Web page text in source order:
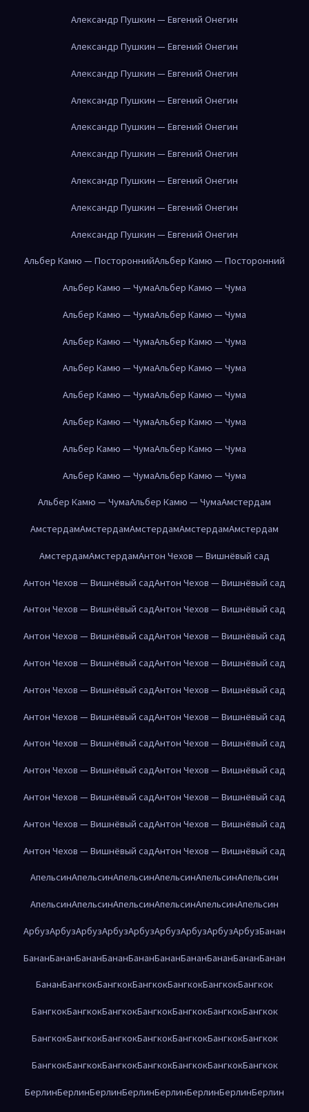
Александр Пушкин — Евгений Онегин
Александр Пушкин — Евгений Онегин
Александр Пушкин — Евгений Онегин
Александр Пушкин — Евгений Онегин
Александр Пушкин — Евгений Онегин
Александр Пушкин — Евгений Онегин
Александр Пушкин — Евгений Онегин
Александр Пушкин — Евгений Онегин
Александр Пушкин — Евгений Онегин
Альбер Камю — ПостороннийАльбер Камю — Посторонний
Альбер Камю — ЧумаАльбер Камю — Чума
Альбер Камю — ЧумаАльбер Камю — Чума
Альбер Камю — ЧумаАльбер Камю — Чума
Альбер Камю — ЧумаАльбер Камю — Чума
Альбер Камю — ЧумаАльбер Камю — Чума
Альбер Камю — ЧумаАльбер Камю — Чума
Альбер Камю — ЧумаАльбер Камю — Чума
Альбер Камю — ЧумаАльбер Камю — Чума
Альбер Камю — ЧумаАльбер Камю — ЧумаАмстердам
АмстердамАмстердамАмстердамАмстердамАмстердам
АмстердамАмстердамАнтон Чехов — Вишнёвый сад
Антон Чехов — Вишнёвый садАнтон Чехов — Вишнёвый сад
Антон Чехов — Вишнёвый садАнтон Чехов — Вишнёвый сад
Антон Чехов — Вишнёвый садАнтон Чехов — Вишнёвый сад
Антон Чехов — Вишнёвый садАнтон Чехов — Вишнёвый сад
Антон Чехов — Вишнёвый садАнтон Чехов — Вишнёвый сад
Антон Чехов — Вишнёвый садАнтон Чехов — Вишнёвый сад
Антон Чехов — Вишнёвый садАнтон Чехов — Вишнёвый сад
Антон Чехов — Вишнёвый садАнтон Чехов — Вишнёвый сад
Антон Чехов — Вишнёвый садАнтон Чехов — Вишнёвый сад
Антон Чехов — Вишнёвый садАнтон Чехов — Вишнёвый сад
Антон Чехов — Вишнёвый садАнтон Чехов — Вишнёвый сад
АпельсинАпельсинАпельсинАпельсинАпельсинАпельсин
АпельсинАпельсинАпельсинАпельсинАпельсинАпельсин
АрбузАрбузАрбузАрбузАрбузАрбузАрбузАрбузАрбузБанан
БананБананБананБананБананБананБананБананБананБанан
БананБангкокБангкокБангкокБангкокБангкокБангкок
БангкокБангкокБангкокБангкокБангкокБангкокБангкок
БангкокБангкокБангкокБангкокБангкокБангкокБангкок
БангкокБангкокБангкокБангкокБангкокБангкокБангкок
БерлинБерлинБерлинБерлинБерлинБерлинБерлинБерлин